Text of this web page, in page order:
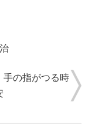
手の指がつる時